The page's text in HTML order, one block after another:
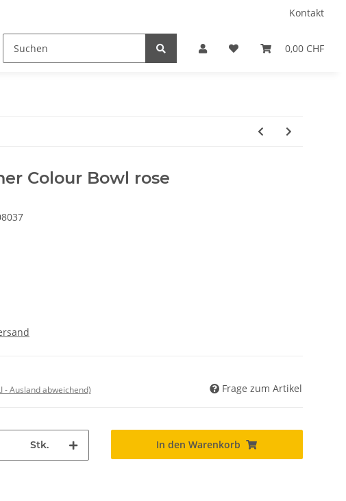
Kontakt
0,00 CHF
Colour Bowl rose
- Ausland abweichend) Frage zum Artikel
Stk. In den Warenkorb